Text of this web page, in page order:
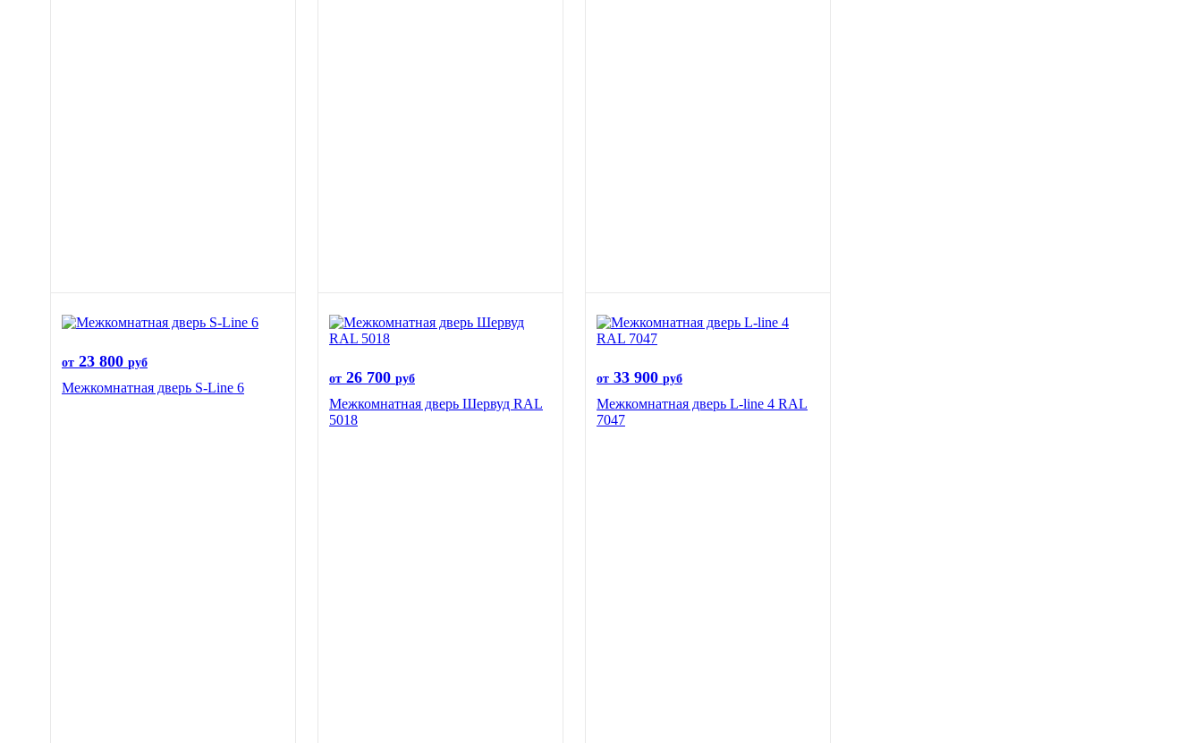
от 23 800 руб
Межкомнатная дверь S-Line 6
от 26 700 руб
Межкомнатная дверь Шервуд RAL
5018
от 33 900 руб
Межкомнатная дверь L-line 4 RAL
7047